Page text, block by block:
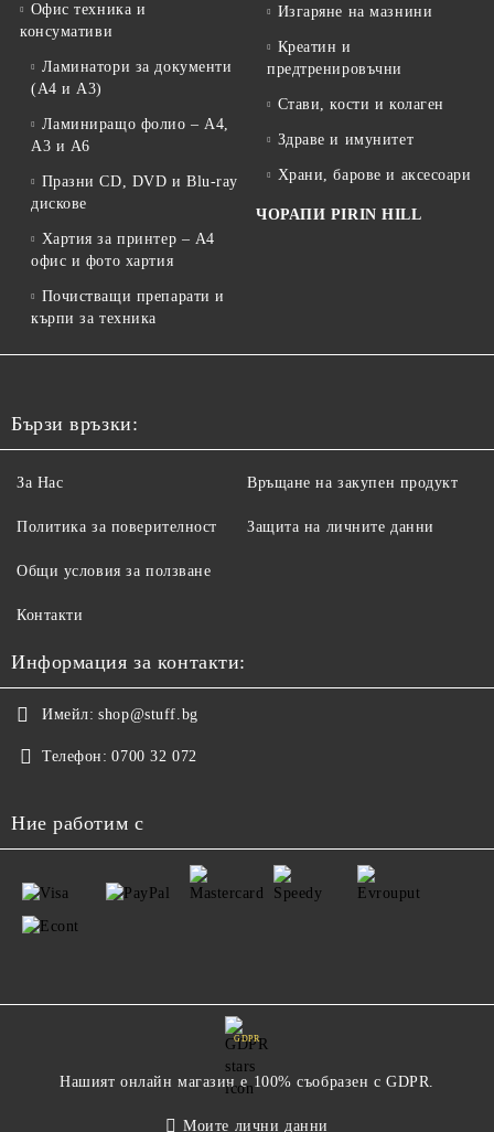
Офис техника и
консумативи
Ламинатори за документи
(A4 и A3)
Ламиниращо фолио – A4,
A3 и A6
Празни CD, DVD и Blu-ray
дискове
Хартия за принтер – A4
офис и фото хартия
Почистващи препарати и
кърпи за техника
Изгаряне на мазнини
Креатин и
предтренировъчни
Стави, кости и колаген
Здраве и имунитет
Храни, барове и аксесоари
ЧОРАПИ PIRIN HILL
Бързи връзки:
За Нас
Политика за поверителност
Общи условия за ползване
Контакти
Връщане на закупен продукт
Защита на личните данни
Информация за контакти:
Имейл: shop@stuff.bg
Телефон: 0700 32 072
Ние работим с
GDPR
Нашият онлайн магазин е 100% съобразен с GDPR.
Моите лични данни